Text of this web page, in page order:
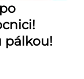
pálkou!